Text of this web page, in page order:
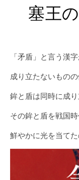
塞王
「矛盾」と言う漢
成り立たないもの
鉾と盾は同時に成
その鉾と盾を戦国
鮮やかに光を当て